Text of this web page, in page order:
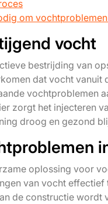
om
vocht
bestrijding van
dat vocht
vochtproblemen
zorgt het injecteren
droog en gezond
oplossing voor
van vocht
de constructie